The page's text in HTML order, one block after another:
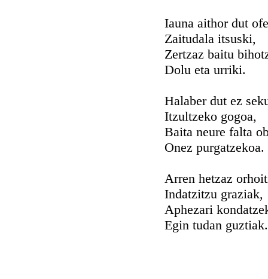
Iauna aithor dut
Zaitudala itsuski,
Zertzaz baitu
Dolu eta urriki.
Halaber dut ez
Itzultzeko gogoa,
Baita neure falta
Onez purgatzekoa.
Arren hetzaz
Indatzitzu graziak,
Aphezari
Egin tudan guztiak.